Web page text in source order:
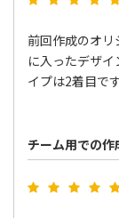
前回作成のオ
に入ったデザ
イプは2着目です
チーム用での作